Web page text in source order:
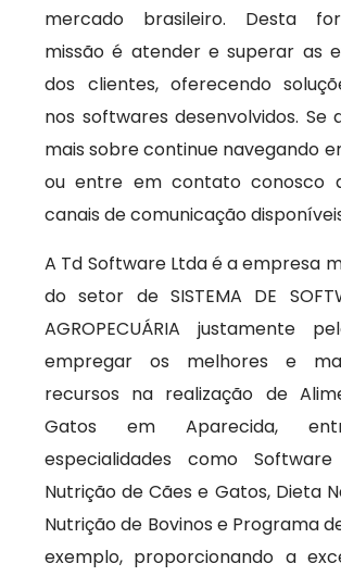
mercado brasileiro. Desta
missão é atender e superar as
dos clientes, oferecendo
nos softwares desenvolvidos. Se
mais sobre continue navegando
ou entre em contato conosco
canais de comunicação
A Td Software Ltda é a empresa
do setor de SISTEMA DE
AGROPECUÁRIA justamente
empregar os melhores e
recursos na realização de
Gatos em Aparecida,
especialidades como
Nutrição de Cães e Gatos, Dieta
Nutrição de Bovinos e Programa
exemplo, proporcionando a